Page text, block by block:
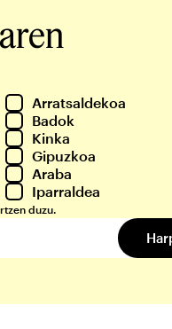
Arratsaldekoa
Badok
Kinka
Gipuzkoa
Araba
Iparraldea
duzu.